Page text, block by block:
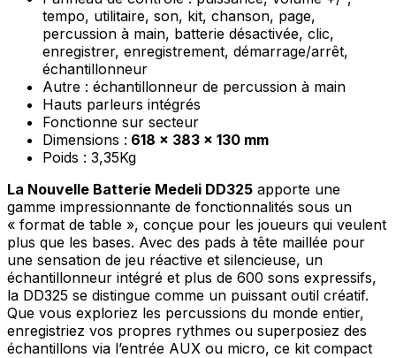
tempo, utilitaire, son, kit, chanson, page,
percussion à main, batterie désactivée, clic,
enregistrer, enregistrement, démarrage/arrêt,
échantillonneur
Autre : échantillonneur de percussion à main
Hauts parleurs intégrés
Fonctionne sur secteur
Dimensions : 618 x 383 x 130 mm
Poids : 3,35Kg
La Nouvelle Batterie Medeli DD325 apporte une
gamme impressionnante de fonctionnalités sous un
« format de table », conçue pour les joueurs qui veulent
plus que les bases. Avec des pads à tête maillée pour
une sensation de jeu réactive et silencieuse, un
échantillonneur intégré et plus de 600 sons expressifs,
la DD325 se distingue comme un puissant outil créatif.
Que vous exploriez les percussions du monde entier,
enregistriez vos propres rythmes ou superposiez des
échantillons via l’entrée AUX ou micro, ce kit compact